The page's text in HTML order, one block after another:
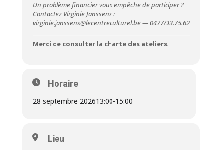
Un problème financier vous empêche de participer ?
Contactez Virginie Janssens :
virginie.janssens@lecentreculturel.be — 0477/93.75.62
Merci de consulter la charte des ateliers.
Horaire
28 septembre 202613:00-15:00
Lieu